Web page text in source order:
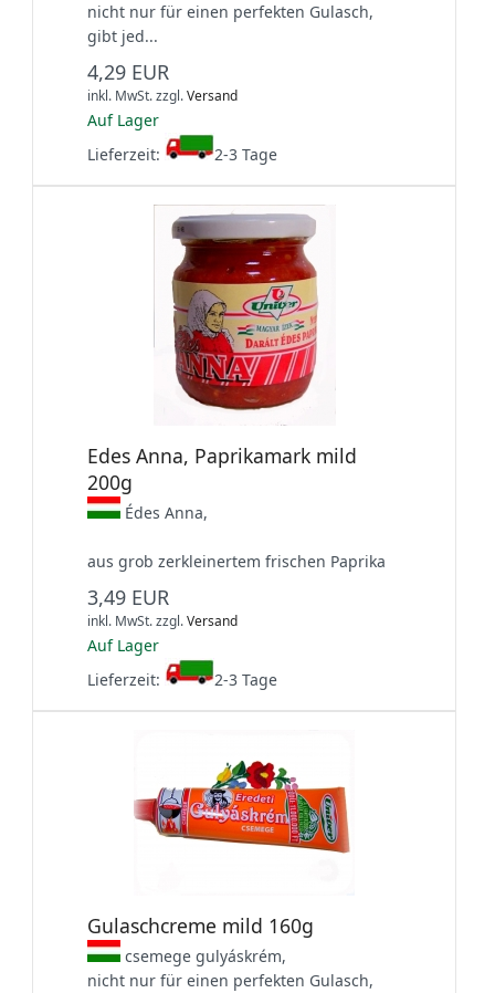
nicht nur für einen perfekten Gulasch,
gibt jed...
4,29 EUR
inkl. MwSt.zzgl.Versand
Auf Lager
Lieferzeit:
2-3 Tage
Edes Anna, Paprikamark mild
200g
Édes Anna,
aus grob zerkleinertem frischen Paprika
3,49 EUR
inkl. MwSt.zzgl.Versand
Auf Lager
Lieferzeit:
2-3 Tage
Gulaschcreme mild 160g
csemege gulyáskrém,
nicht nur für einen perfekten Gulasch,